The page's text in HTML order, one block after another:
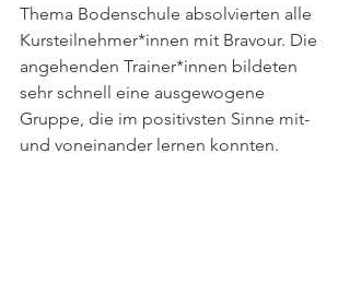
Thema Bodenschule absolvierten alle
Kursteilnehmer*innen mit Bravour. Die
angehenden Trainer*innen bildeten
sehr schnell eine ausgewogene
Gruppe, die im positivsten Sinne mit-
und voneinander lernen konnten.